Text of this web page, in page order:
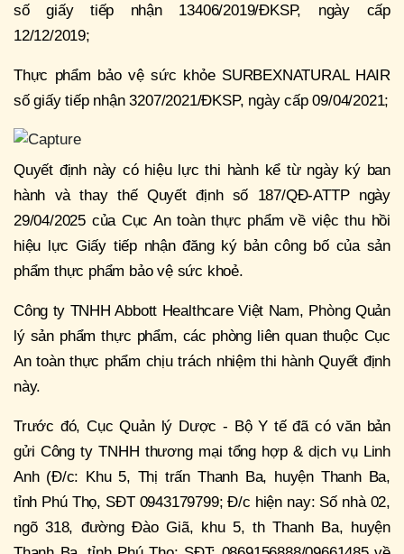
số giấy tiếp nhận 13406/2019/ĐKSP, ngày cấp
12/12/2019;
Thực phẩm bảo vệ sức khỏe SURBEXNATURAL HAIR
số giấy tiếp nhận 3207/2021/ĐKSP, ngày cấp 09/04/2021;
Quyết định này có hiệu lực thi hành kể từ ngày ký ban
hành và thay thế Quyết định số 187/QĐ-ATTP ngày
29/04/2025 của Cục An toàn thực phẩm về việc thu hồi
hiệu lực Giấy tiếp nhận đăng ký bản công bố của sản
phẩm thực phẩm bảo vệ sức khoẻ.
Công ty TNHH Abbott Healthcare Việt Nam, Phòng Quản
lý sản phẩm thực phẩm, các phòng liên quan thuộc Cục
An toàn thực phẩm chịu trách nhiệm thi hành Quyết định
này.
Trước đó, Cục Quản lý Dược - Bộ Y tế đã có văn bản
gửi Công ty TNHH thương mại tổng hợp & dịch vụ Linh
Anh (Đ/c: Khu 5, Thị trấn Thanh Ba, huyện Thanh Ba,
tỉnh Phú Thọ, SĐT 0943179799; Đ/c hiện nay: Số nhà 02,
ngõ 318, đường Đào Giã, khu 5, th Thanh Ba, huyện